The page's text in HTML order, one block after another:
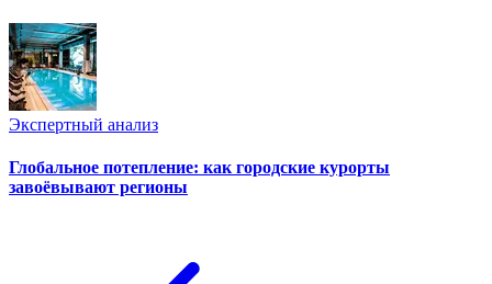
Экспертный анализ
Глобальное потепление: как городские курорты
завоёвывают регионы